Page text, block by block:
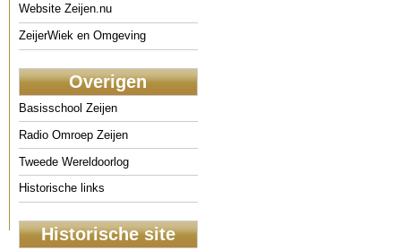
Website Zeijen.nu
ZeijerWiek en Omgeving
Overigen
Basisschool Zeijen
Radio Omroep Zeijen
Tweede Wereldoorlog
Historische links
Historische site